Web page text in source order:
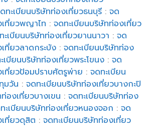
ทะเบียนบริษัทท่องเที่ยวธนบุรี :จด
เที่ยวพญาไท :จดทะเบียนบริษัทท่องเที่ยว
ะเบียนบริษัทท่องเที่ยวยานนาวา :จด
ที่ยวลาดกระบัง :จดทะเบียนบริษัทท่อง
เบียนบริษัทท่องเที่ยวพระโขนง :จด
ที่ยวป้อมปราบศัตรูพ่าย :จดทะเบียน
มวัน :จดทะเบียนบริษัทท่องเที่ยวบางกะปิ
องเที่ยวบางเขน :จดทะเบียนบริษัทท่อง
ะเบียนบริษัทท่องเที่ยวหนองจอก :จด
ที่ยวดุสิต :จดทะเบียนบริษัทท่องเที่ยว